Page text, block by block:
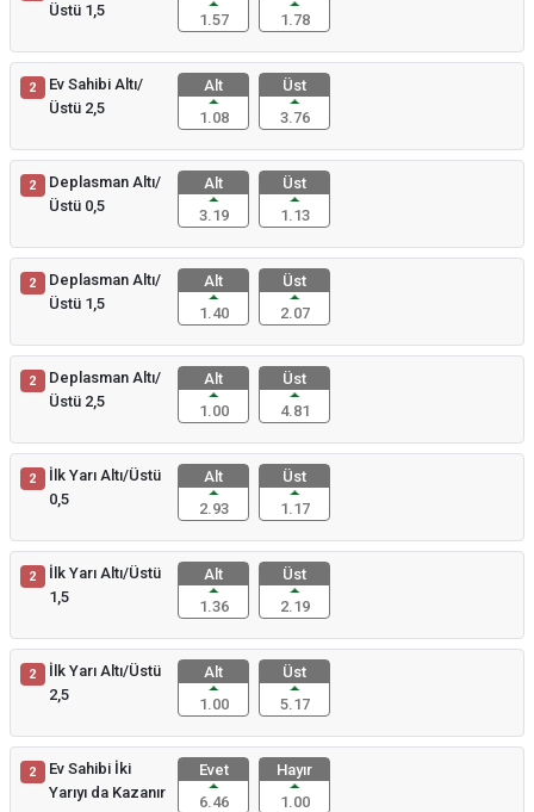
Üstü 1,5
1.57
1.78
2
Ev Sahibi Altı/
Üstü 2,5
Alt
1.08
Üst
3.76
2
Deplasman Altı/
Üstü 0,5
Alt
3.19
Üst
1.13
2
Deplasman Altı/
Üstü 1,5
Alt
1.40
Üst
2.07
2
Deplasman Altı/
Üstü 2,5
Alt
1.00
Üst
4.81
2
İlk Yarı Altı/Üstü
0,5
Alt
2.93
Üst
1.17
2
İlk Yarı Altı/Üstü
1,5
Alt
1.36
Üst
2.19
2
İlk Yarı Altı/Üstü
2,5
Alt
1.00
Üst
5.17
2
Ev Sahibi İki
Yarıyı da Kazanır
Evet
6.46
Hayır
1.00